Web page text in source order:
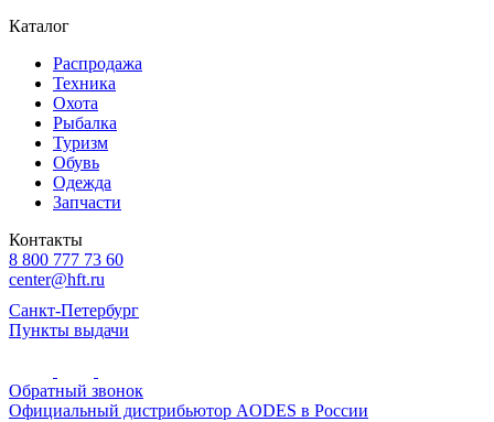
Каталог
Распродажа
Техника
Охота
Рыбалка
Туризм
Обувь
Одежда
Запчасти
Контакты
8 800 777 73 60
center@hft.ru
Санкт-Петербург
Пункты выдачи
Обратный звонок
Официальный дистрибьютор AODES в России